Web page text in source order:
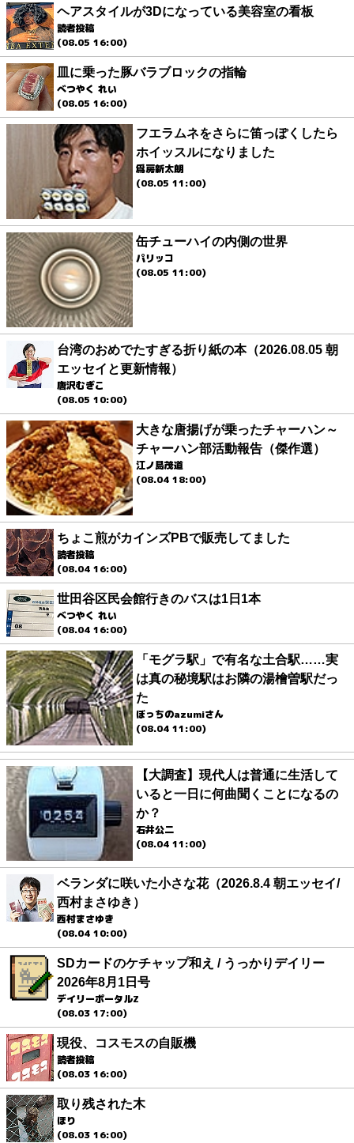
ヘアスタイルが3Dになっている美容室の看板
読者投稿
(08.05 16:00)
皿に乗った豚バラブロックの指輪
べつやく れい
(08.05 16:00)
フエラムネをさらに笛っぽくしたら
ホイッスルになりました
爲房新太朗
(08.05 11:00)
缶チューハイの内側の世界
パリッコ
(08.05 11:00)
台湾のおめでたすぎる折り紙の本（2026.08.05 朝
エッセイと更新情報）
唐沢むぎこ
(08.05 10:00)
大きな唐揚げが乗ったチャーハン～
チャーハン部活動報告（傑作選）
江ノ島茂道
(08.04 18:00)
ちょこ煎がカインズPBで販売してました
読者投稿
(08.04 16:00)
世田谷区民会館行きのバスは1日1本
べつやく れい
(08.04 16:00)
「モグラ駅」で有名な土合駅……実
は真の秘境駅はお隣の湯檜曽駅だっ
た
ぼっちのazumiさん
(08.04 11:00)
【大調査】現代人は普通に生活して
いると一日に何曲聞くことになるの
か？
石井公二
(08.04 11:00)
ベランダに咲いた小さな花（2026.8.4 朝エッセイ/
西村まさゆき）
西村まさゆき
(08.04 10:00)
SDカードのケチャップ和え / うっかりデイリー
2026年8月1日号
デイリーポータルZ
(08.03 17:00)
現役、コスモスの自販機
読者投稿
(08.03 16:00)
取り残された木
ほり
(08.03 16:00)